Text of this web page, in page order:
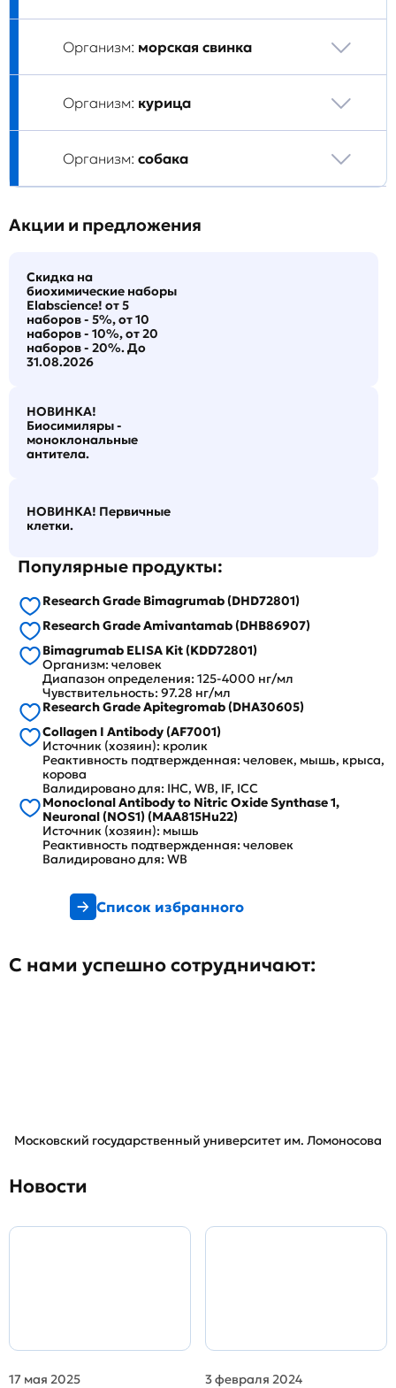
Организм: морская свинка
Организм: курица
Организм: собака
Акции и предложения
Скидка на
биохимические наборы
Elabscience! от 5
наборов - 5%, от 10
наборов - 10%, от 20
наборов - 20%. До
31.08.2026
НОВИНКА!
Биосимиляры -
моноклональные
антитела.
НОВИНКА! Первичные
клетки.
Популярные продукты:
Research Grade Bimagrumab (DHD72801)
Research Grade Amivantamab (DHB86907)
Bimagrumab ELISA Kit (KDD72801)
Организм: человек
Диапазон определения: 125-4000 нг/мл
Чувствительность: 97.28 нг/мл
Research Grade Apitegromab (DHA30605)
Collagen I Antibody (AF7001)
Источник (хозяин): кролик
Реактивность подтвержденная: человек, мышь, крыса,
корова
Валидировано для: IHC, WB, IF, ICC
Monoclonal Antibody to Nitric Oxide Synthase 1,
Neuronal (NOS1) (MAA815Hu22)
Источник (хозяин): мышь
Реактивность подтвержденная: человек
Валидировано для: WB
Список избранного
С нами успешно сотрудничают:
Московский государственный университет им. Ломоносова
Новости
17 мая 2025
3 февраля 2024